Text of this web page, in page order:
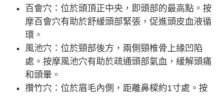
百會穴：位於頭頂正中央，即頭部的最高點。按
摩百會穴有助於舒緩頭部緊張，促進頭皮血液循
環。
風池穴：位於頸部後方，兩側頸椎骨上緣凹陷
處。按摩風池穴有助於疏通頭部氣血，緩解頭痛
和頭暈。
攢竹穴：位於眉毛內側，距離鼻樑約1寸處。按